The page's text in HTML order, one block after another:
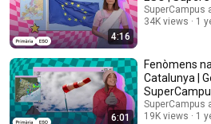
4:16
SuperCampus
34K views
1
6:01
Fenòmens
Catalunya |
SuperCampus
19K views
1